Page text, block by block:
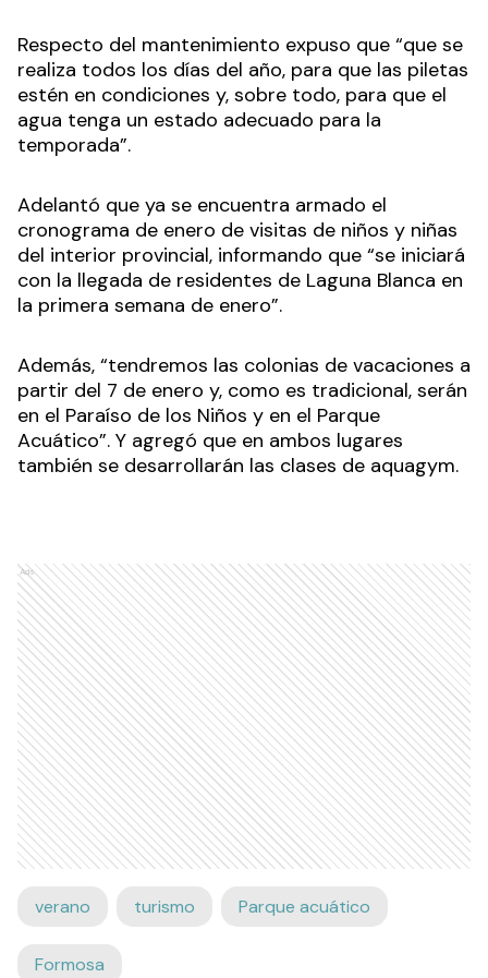
Respecto del mantenimiento expuso que “que se
realiza todos los días del año, para que las piletas
estén en condiciones y, sobre todo, para que el
agua tenga un estado adecuado para la
temporada”.
Adelantó que ya se encuentra armado el
cronograma de enero de visitas de niños y niñas
del interior provincial, informando que “se iniciará
con la llegada de residentes de Laguna Blanca en
la primera semana de enero”.
Además, “tendremos las colonias de vacaciones a
partir del 7 de enero y, como es tradicional, serán
en el Paraíso de los Niños y en el Parque
Acuático”. Y agregó que en ambos lugares
también se desarrollarán las clases de aquagym.
Ads
verano turismo Parque acuático
Formosa